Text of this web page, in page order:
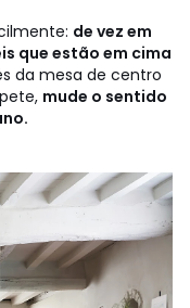
de vez em
que estão em cima
da mesa de centro
mude o sentido